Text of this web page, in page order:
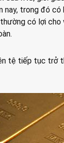
nay, trong đó
có lợi cho
tệ tiếp tục trở